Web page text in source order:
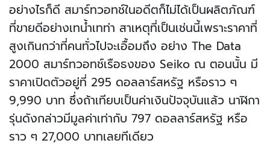
อย่างไรก็ดี สมาร์ทวอทช์ในอดีตก็ไม่ได้เป็นผลิตภัณฑ์
ที่ขายดีอย่างเทน้ำเทท่า สาเหตุที่เป็นเช่นนี้เพราะราคาที่
สูงเกินกว่าที่คนทั่วไปจะเอื้อมถึง อย่าง The Data
2000 สมาร์ทวอทช์เรือธงของ Seiko ณ ตอนนั้น มี
ราคาเปิดตัวอยู่ที่ 295 ดอลลาร์สหรัฐ หรือราว ๆ
9,990 บาท ซึ่งถ้าเทียบเป็นค่าเงินปัจจุบันแล้ว นาฬิกา
รุ่นดังกล่าวมีมูลค่าเท่ากับ 797 ดอลลาร์สหรัฐ หรือ
ราว ๆ 27,000 บาทเลยทีเดียว